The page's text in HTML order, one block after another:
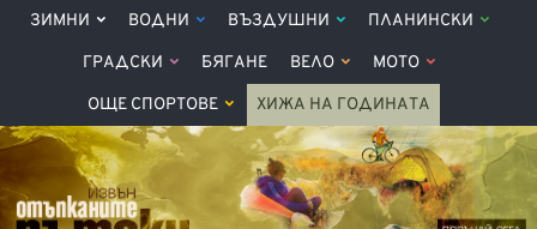
ЗИМНИ ВОДНИ ВЪЗДУШНИ ПЛАНИНСКИ
ГРАДСКИ БЯГАНЕ ВЕЛО МОТО
ОЩЕ СПОРТОВЕ ХИЖА НА ГОДИНАТА